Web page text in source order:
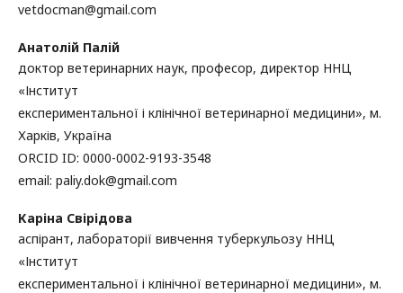
vetdocman@gmail.com
Анатолій Палій
доктор ветеринарних наук, професор, директор ННЦ
«Інститут
експериментальної і клінічної ветеринарної медицини», м.
Харків, Україна
ORCID ID: 0000-0002-9193-3548
email: paliy.dok@gmail.com
Каріна Свірідова
аспірант, лабораторії вивчення туберкульозу ННЦ
«Інститут
експериментальної і клінічної ветеринарної медицини», м.